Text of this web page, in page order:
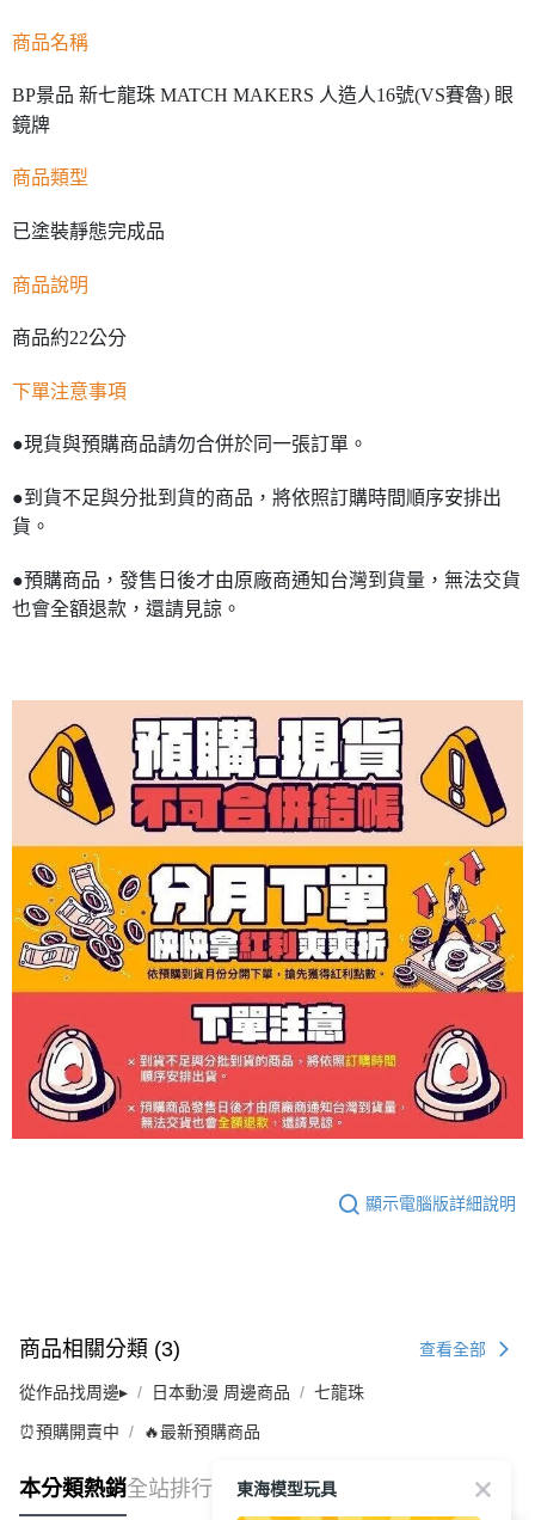
商品名稱
BP景品 新七龍珠 MATCH MAKERS 人造人16號(VS賽魯) 眼
鏡牌
商品類型
已塗裝靜態完成品
商品說明
商品約22公分
下單注意事項
●現貨與預購商品請勿合併於同一張訂單。
●到貨不足與分批到貨的商品，將依照訂購時間順序安排出
貨。
●預購商品，發售日後才由原廠商通知台灣到貨量，無法交貨
也會全額退款，還請見諒。
顯示電腦版詳細說明
商品相關分類 (3) 查看全部
從作品找周邊▸ 日本動漫 周邊商品 七龍珠
⏰預購開賣中 🔥最新預購商品
本分類熱銷全站排行 東海模型玩具